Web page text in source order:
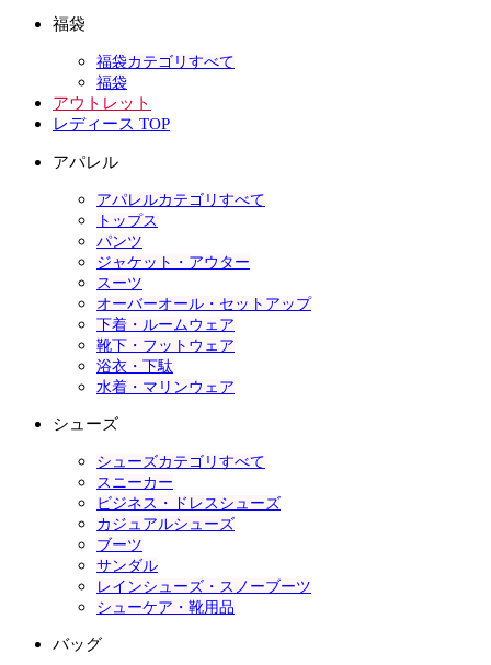
福袋
福袋カテゴリすべて
福袋
アウトレット
レディース TOP
アパレル
アパレルカテゴリすべて
トップス
パンツ
ジャケット・アウター
スーツ
オーバーオール・セットアップ
下着・ルームウェア
靴下・フットウェア
浴衣・下駄
水着・マリンウェア
シューズ
シューズカテゴリすべて
スニーカー
ビジネス・ドレスシューズ
カジュアルシューズ
ブーツ
サンダル
レインシューズ・スノーブーツ
シューケア・靴用品
バッグ